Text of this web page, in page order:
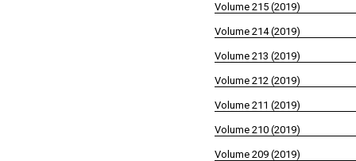
Volume 215 (2019)
Volume 214 (2019)
Volume 213 (2019)
Volume 212 (2019)
Volume 211 (2019)
Volume 210 (2019)
Volume 209 (2019)